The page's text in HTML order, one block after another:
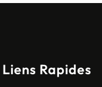
Liens Rapides